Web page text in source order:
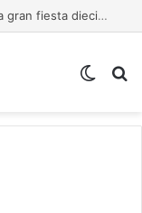
“Corazón de Chile”: Ñuñoa prepara una gran fiesta dieciochera para celebrar las Fiestas Patrias
Switch